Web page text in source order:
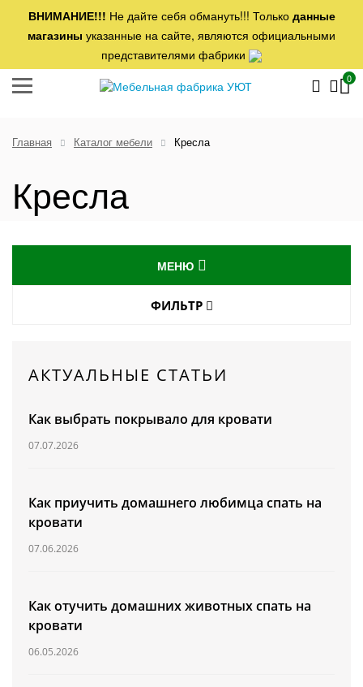
ВНИМАНИЕ!!! Не дайте себя обмануть!!! Только данные
магазины указанные на сайте, являются официальными
представителями фабрики
0
Главная Каталог мебели Кресла
Кресла
МЕНЮ
ОБЕДЕННЫЕ ЗОНЫ
МАТРАСЫ
КОРПУСНАЯ МЕБЕЛЬ
ФИЛЬТР
ОСОБЕННОСТИ ДИВАНОВ
АКТУАЛЬНЫЕ СТАТЬИ
Как выбрать покрывало для кровати
07.07.2026
Как приучить домашнего любимца спать на
кровати
07.06.2026
Как отучить домашних животных спать на
кровати
06.05.2026